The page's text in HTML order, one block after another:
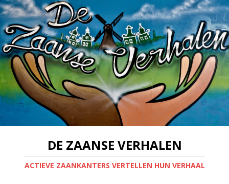
DE ZAANSE VERHALEN
ACTIEVE ZAANKANTERS VERTELLEN HUN VERHAAL